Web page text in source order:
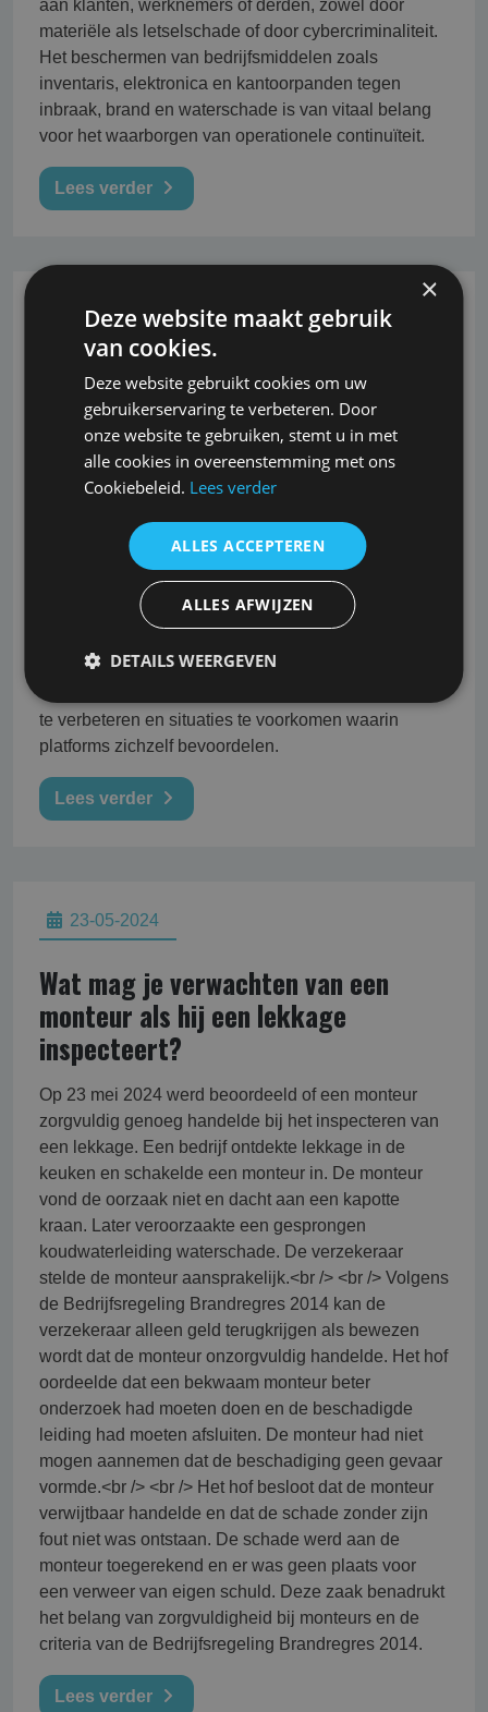
aan klanten, werknemers of derden, zowel door
materiële als letselschade of door cybercriminaliteit.
Het beschermen van bedrijfsmiddelen zoals
inventaris, elektronica en kantoorpanden tegen
inbraak, brand en waterschade is van vitaal belang
voor het waarborgen van operationele continuïteit.
Lees verder
09-04-2024
Veel aanbieders
vergelijkingswebsites niet bekend
met P2B Verordening
De Platform to Business Verordening (P2B
vergelijkingswebsites en verzekeraars. Deze
Europese regelgeving, van kracht sinds medio 2020,
stelt transparantie- en nalevingsverplichtingen voor
platforms, zoals vergelijkingswebsites, die diensten
verzekeraars. De verordening is bedoeld om de
verstoorde onderhandelingspositie van verzekeraars
te verbeteren en situaties te voorkomen waarin
platforms zichzelf bevoordelen.
Lees verder
23-05-2024
Wat mag je verwachten van een
monteur als hij een lekkage
inspecteert?
Op 23 mei 2024 werd beoordeeld of een monteur
zorgvuldig genoeg handelde bij het inspecteren van
een lekkage. Een bedrijf ontdekte lekkage in de
keuken en schakelde een monteur in. De monteur
vond de oorzaak niet en dacht aan een kapotte
kraan. Later veroorzaakte een gesprongen
koudwaterleiding waterschade. De verzekeraar
stelde de monteur aansprakelijk.<br /> <br /> Volgens
de Bedrijfsregeling Brandregres 2014 kan de
verzekeraar alleen geld terugkrijgen als bewezen
wordt dat de monteur onzorgvuldig handelde. Het hof
oordeelde dat een bekwaam monteur beter
onderzoek had moeten doen en de beschadigde
leiding had moeten afsluiten. De monteur had niet
mogen aannemen dat de beschadiging geen gevaar
vormde.<br /> <br /> Het hof besloot dat de monteur
verwijtbaar handelde en dat de schade zonder zijn
fout niet was ontstaan. De schade werd aan de
monteur toegerekend en er was geen plaats voor
een verweer van eigen schuld. Deze zaak benadrukt
het belang van zorgvuldigheid bij monteurs en de
criteria van de Bedrijfsregeling Brandregres 2014.
Lees verder
×
Deze website maakt gebruik
van cookies.
Deze website gebruikt cookies om uw
gebruikerservaring te verbeteren. Door
onze website te gebruiken, stemt u in met
alle cookies in overeenstemming met ons
Cookiebeleid. Lees verder
ALLES ACCEPTEREN
ALLES AFWIJZEN
DETAILS WEERGEVEN